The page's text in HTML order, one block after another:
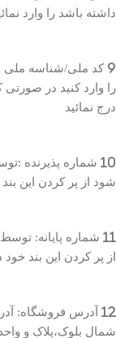
داشته باشد را وارد
9 کد ملی/شناسه
را وارد کنید در
درج نمائید
10 شماره
شود از پر کردن این بند
11 شماره پایانه:
از پر کردن این بند خود
12 آدرس فروشگاه:
شمال بلوک،پلاک و